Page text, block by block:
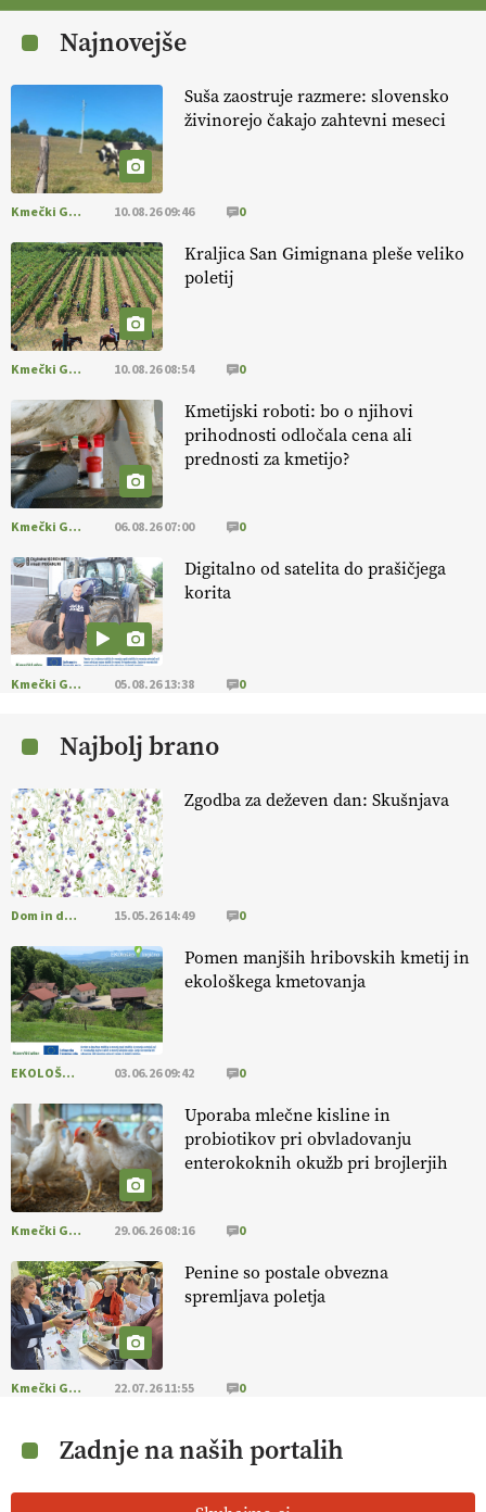
EKOloško = logično: ekološka kmetija
EKOloško = logično: ekološka kmetija
HOMAR
EKOloško = logično: VLOG Ekološko
kmetijstvo brez škropljenja?
EKOloško = logično: ekološka kmetija
ALTENBAHER
EKOloško = logično: ekološko oljarstvo
MORGAN
EKOloško = logično: ekološka kmetija
FREŠER
KMETIJSKA LIGA PRVAKOV: POMLADITEV
KMETIJSKE EKIPE
KMETIJSKA LIGA PRVAKOV: UKRAJINA vs.
EVROPA
EKOloško = logično: ekološka kmetija
EKOloško = logično: VLOG Okus je
pomembnejši od izgleda
EKOloško = logično: ekološka kmetija PR'
RAKARI
Najnovejše
Suša zaostruje razmere: slovensko
živinorejo čakajo zahtevni meseci
Kmečki Glas 10.08.26 09:46 0
Kraljica San Gimignana pleše veliko
poletij
Kmečki Glas 10.08.26 08:54 0
Kmetijski roboti: bo o njihovi
prihodnosti odločala cena ali
prednosti za kmetijo?
Kmečki Glas 06.08.26 07:00 0
Digitalno od satelita do prašičjega
korita
Kmečki Glas 05.08.26 13:38 0
Najbolj brano
Zgodba za deževen dan: Skušnjava
Dom in družina 15.05.26 14:49 0
Pomen manjših hribovskih kmetij in
ekološkega kmetovanja
EKOLOŠKO LOGIČNO 03.06.26 09:42 0
Uporaba mlečne kisline in
probiotikov pri obvladovanju
enterokoknih okužb pri brojlerjih
Kmečki Glas 29.06.26 08:16 0
Penine so postale obvezna
spremljava poletja
Kmečki Glas 22.07.26 11:55 0
Zadnje na naših portalih